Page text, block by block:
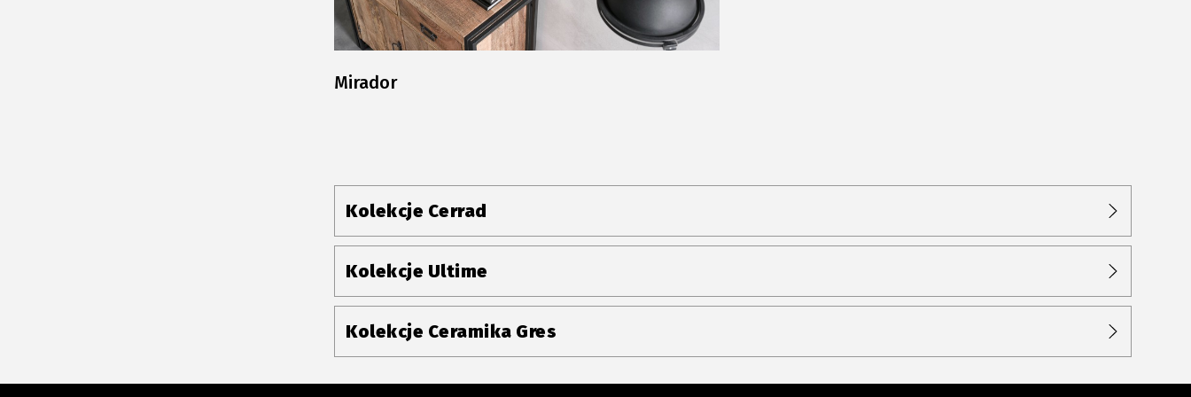
Mirador
Kolekcje Cerrad
Kolekcje Ultime
Kolekcje Ceramika Gres